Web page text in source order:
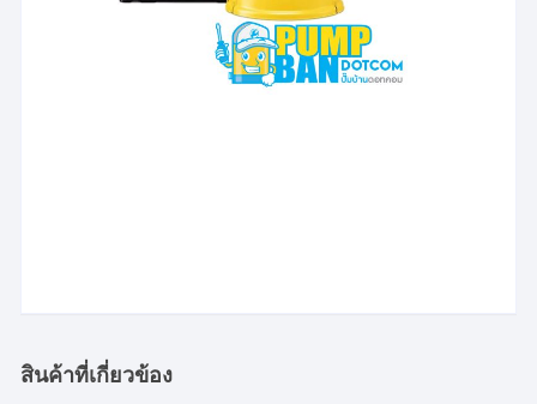
สินค้าที่เกี่ยวข้อง